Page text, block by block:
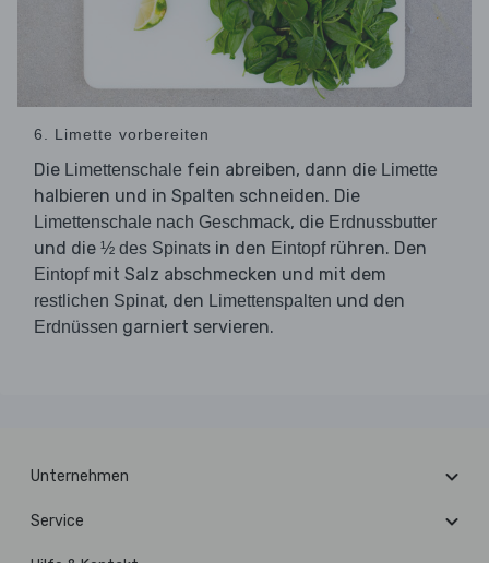
6. Limette vorbereiten
Die Limettenschale fein abreiben, dann die Limette
halbieren und in Spalten schneiden. Die
Limettenschale nach Geschmack, die Erdnussbutter
und die ½ des Spinats in den Eintopfrühren. Den
Eintopfmit Salz abschmecken und mit dem
restlichen Spinat, den Limettenspalten und den
Erdnüssen garniert servieren.
Unternehmen
Service